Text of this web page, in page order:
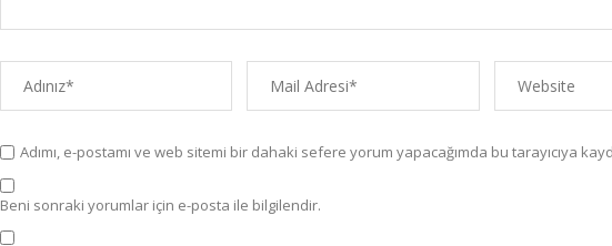
Adımı, e-postamı ve web sitemi bir dahaki sefere yorum yapacağımda bu tarayıcıya
Beni sonraki yorumlar için e-posta ile bilgilendir.